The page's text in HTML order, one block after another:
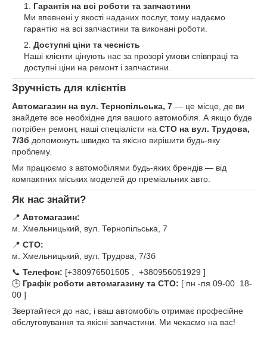
Гарантія на всі роботи та запчастини
Ми впевнені у якості наданих послуг, тому надаємо
гарантію на всі запчастини та виконані роботи.
Доступні ціни та чесність
Наші клієнти цінують нас за прозорі умови співпраці та
доступні ціни на ремонт і запчастини.
Зручність для клієнтів
Автомагазин на вул. Тернопільська, 7 — це місце, де ви
знайдете все необхідне для вашого автомобіля. А якщо буде
потрібен ремонт, наші спеціалісти на СТО на вул. Трудова,
7/3б допоможуть швидко та якісно вирішити будь-яку
проблему.
Ми працюємо з автомобілями будь-яких брендів — від
компактних міських моделей до преміальних авто.
Як нас знайти?
📍 Автомагазин:
м. Хмельницький, вул. Тернопільська, 7
📍 СТО:
м. Хмельницький, вул. Трудова, 7/3б
📞 Телефон: [+380976501505 , +380956051929 ]
🕒 Графік роботи автомагазину та СТО: [ пн -пя 09-00 18-
00 ]
Звертайтеся до нас, і ваш автомобіль отримає професійне
обслуговування та якісні запчастини. Ми чекаємо на вас!